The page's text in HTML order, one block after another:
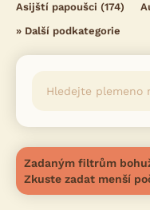
Asijští papoušci (174)
» Další podkategorie
Zadaným filtrům
Zkuste zadat menší